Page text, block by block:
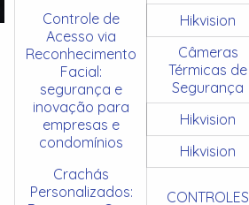
Controle de
Acesso via
Reconhecimento
Facial:
segurança e
inovação para
empresas e
condomínios
Crachás
Personalizados:
Hikvision
Câmeras
Térmicas de
Segurança
Hikvision
Hikvision
CONTROLES